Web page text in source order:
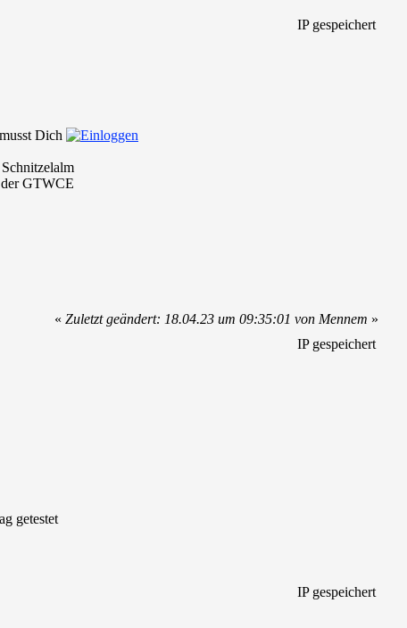
IP gespeichert
Dich
GTWCE
«Zuletzt geändert: 18.04.23 um 09:35:01 von Mennem »
IP gespeichert
getestet
IP gespeichert